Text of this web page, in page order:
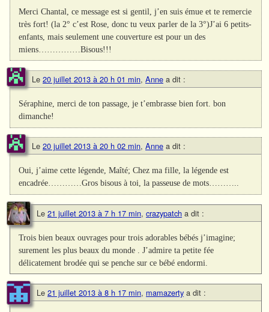
Merci Chantal, ce message est si gentil, j’en suis émue et te remercie
très fort! (la 2° c’est Rose, donc tu veux parler de la 3°)J’ai 6 petits-
enfants, mais seulement une couverture est pour un des
miens……………Bisous!!!
Le 20 juillet 2013 à 20 h 01 min, Anne a dit :
Séraphine, merci de ton passage, je t’embrasse bien fort. bon
dimanche!
Le 20 juillet 2013 à 20 h 02 min, Anne a dit :
Oui, j’aime cette légende, Maîté; Chez ma fille, la légende est
encadrée…………Gros bisous à toi, la passeuse de mots………..
Le 21 juillet 2013 à 7 h 17 min, crazypatch a dit :
Trois bien beaux ouvrages pour trois adorables bébés j’imagine;
surement les plus beaux du monde . J’admire ta petite fée
délicatement brodée qui se penche sur ce bébé endormi.
Le 21 juillet 2013 à 8 h 17 min, mamazerty a dit :